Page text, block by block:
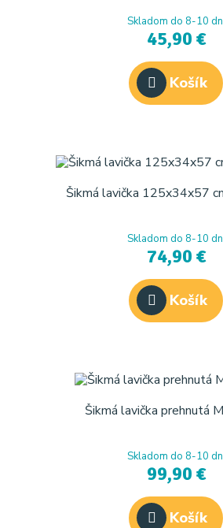
Skladom do 8-10
45,90 €
Košík
Šikmá lavička 125x34x57
Skladom do 8-10
74,90 €
Košík
Šikmá lavička prehnutá
Skladom do 8-10
99,90 €
Košík